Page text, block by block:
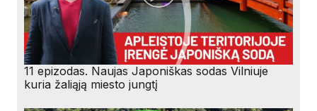
11 epizodas. Naujas Japoniškas sodas Vilniuje
kuria žaliąją miesto jungtį